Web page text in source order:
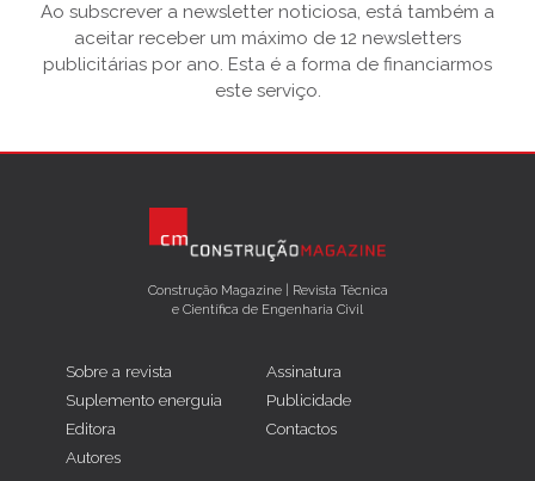
Ao subscrever a newsletter noticiosa, está também a
aceitar receber um máximo de 12 newsletters
publicitárias por ano. Esta é a forma de financiarmos
este serviço.
Construção Magazine | Revista Técnica
e Científica de Engenharia Civil
Sobre a revista
Suplemento energuia
Editora
Autores
Assinatura
Publicidade
Contactos